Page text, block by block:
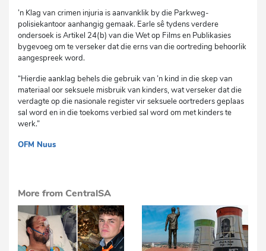
’n Klag van crimen injuria is aanvanklik by die Parkweg-
polisiekantoor aanhangig gemaak. Earle sê tydens verdere
ondersoek is Artikel 24(b) van die Wet op Films en Publikasies
bygevoeg om te verseker dat die erns van die oortreding behoorlik
aangespreek word.
“Hierdie aanklag behels die gebruik van ’n kind in die skep van
materiaal oor seksuele misbruik van kinders, wat verseker dat die
verdagte op die nasionale register vir seksuele oortreders geplaas
sal word en in die toekoms verbied sal word om met kinders te
werk.”
OFM Nuus
More from CentralSA